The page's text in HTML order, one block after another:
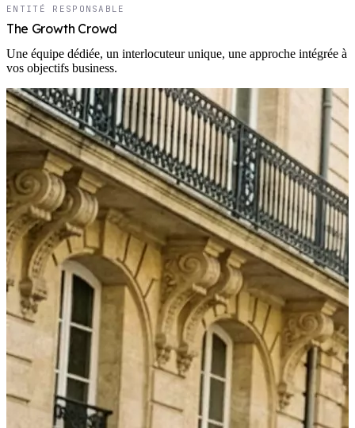
ENTITÉ RESPONSABLE
The Growth Crowd
Une équipe dédiée, un interlocuteur unique, une approche intégrée à
vos objectifs business.